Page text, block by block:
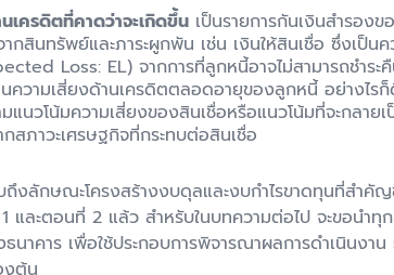
เครดิตที่คาดว่าจะเกิดขึ้น เป็นรายการกันเงินสำรอง
กสินทรัพย์และภาระผูกพัน เช่น เงินให้สินเชื่อ ซึ่งเป็นค
Loss: EL) จากการที่ลูกหนี้อาจไม่สามารถชำระ
ความเสี่ยงด้านเครดิตตลอดอายุของลูกหนี้ อย่างไร
นวโน้มความเสี่ยงของสินเชื่อหรือแนวโน้มที่จะกลาย
สภาวะเศรษฐกิจที่กระทบต่อสินเชื่อ
ถึงลักษณะโครงสร้างงบดุลและงบกำไรขาดทุนที่สำคั
และตอนที่ 2 แล้ว สำหรับในบทความต่อไป จะขอนำทุก
นาคาร เพื่อใช้ประกอบการพิจารณาผลการดำเนินงา
งต้น